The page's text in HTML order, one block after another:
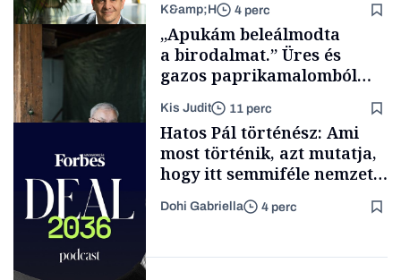
Podcast
TÁMOGATÓI
K&amp;H 4 perc
Családi
vállalkozások
„Apukám beleálmodta
a birodalmat.” Üres és
gazos paprikamalomból
lett az igazi családi
fűszersztori
Kis Judit 11 perc
Hatos Pál történész: Ami
most történik, azt mutatja,
hogy itt semmiféle nemzeti
közösségről vagy
értéktelített jobboldali
Dohi Gabriella 4 perc